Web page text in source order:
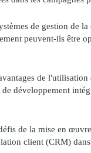
de gestion de la
peuvent-ils être
de l'utilisation
développement
de la mise en
client (CRM)